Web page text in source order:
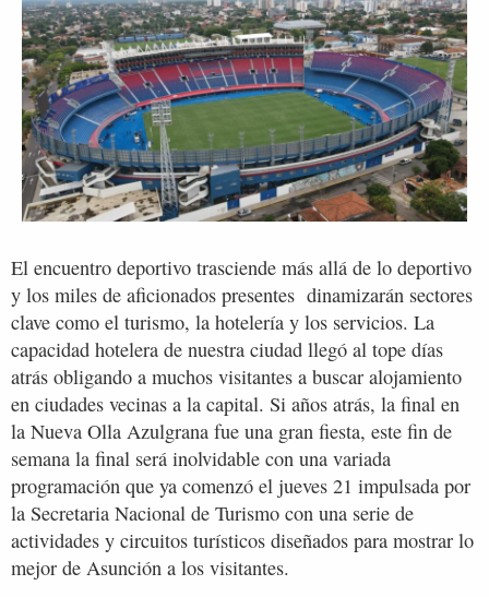
El encuentro deportivo trasciende más allá de lo deportivo
y los miles de aficionados presentes dinamizarán sectores
clave como el turismo, la hotelería y los servicios. La
capacidad hotelera de nuestra ciudad llegó al tope días
atrás obligando a muchos visitantes a buscar alojamiento
en ciudades vecinas a la capital. Si años atrás, la final en
la Nueva Olla Azulgrana fue una gran fiesta, este fin de
semana la final será inolvidable con una variada
programación que ya comenzó el jueves 21 impulsada por
la Secretaria Nacional de Turismo con una serie de
actividades y circuitos turísticos diseñados para mostrar lo
mejor de Asunción a los visitantes.